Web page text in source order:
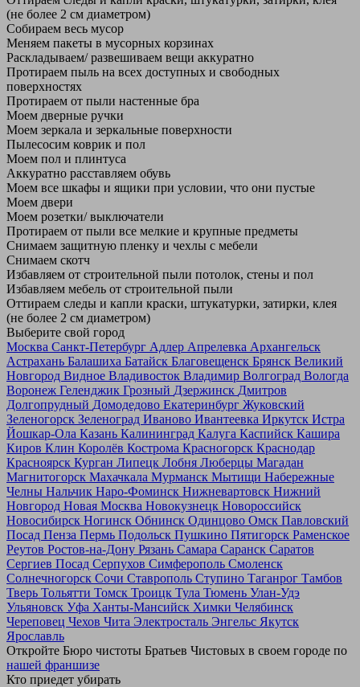
(не более 2 см диаметром)
Собираем весь мусор
Меняем пакеты в мусорных корзинах
Раскладываем/ развешиваем вещи аккуратно
Протираем пыль на всех доступных и свободных
поверхностях
Протираем от пыли настенные бра
Моем дверные ручки
Моем зеркала и зеркальные поверхности
Пылесосим коврик и пол
Моем пол и плинтуса
Аккуратно расставляем обувь
Моем все шкафы и ящики при условии, что они пустые
Моем двери
Моем розетки/ выключатели
Протираем от пыли все мелкие и крупные предметы
Снимаем защитную пленку и чехлы с мебели
Снимаем скотч
Избавляем от строительной пыли потолок, стены и пол
Избавляем мебель от строительной пыли
Оттираем следы и капли краски, штукатурки, затирки, клея
(не более 2 см диаметром)
Выберите свой город
Москва Санкт-Петербург Адлер Апрелевка Архангельск
Астрахань Балашиха Батайск Благовещенск Брянск Великий
Новгород Видное Владивосток Владимир Волгоград Вологда
Воронеж Геленджик Грозный Дзержинск Дмитров
Долгопрудный Домодедово Екатеринбург Жуковский
Зеленогорск Зеленоград Иваново Ивантеевка Иркутск Истра
Йошкар-Ола Казань Калининград Калуга Каспийск Кашира
Киров Клин Королёв Кострома Красногорск Краснодар
Красноярск Курган Липецк Лобня Люберцы Магадан
Магнитогорск Махачкала Мурманск Мытищи Набережные
Челны Нальчик Наро-Фоминск Нижневартовск Нижний
Новгород Новая Москва Новокузнецк Новороссийск
Новосибирск Ногинск Обнинск Одинцово Омск Павловский
Посад Пенза Пермь Подольск Пушкино Пятигорск Раменское
Реутов Ростов-на-Дону Рязань Самара Саранск Саратов
Сергиев Посад Серпухов Симферополь Смоленск
Солнечногорск Сочи Ставрополь Ступино Таганрог Тамбов
Тверь Тольятти Томск Троицк Тула Тюмень Улан-Удэ
Ульяновск Уфа Ханты-Мансийск Химки Челябинск
Череповец Чехов Чита Электросталь Энгельс Якутск
Ярославль
Откройте Бюро чистоты Братьев Чистовых в своем городе по
нашей франшизе
Кто приедет убирать